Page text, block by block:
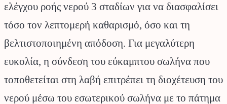
ελέγχου ροής νερού 3 σταδίων για να διασφαλίσει
τόσο τον λεπτομερή καθαρισμό, όσο και τη
βελτιστοποιημένη απόδοση. Για μεγαλύτερη
ευκολία, η σύνδεση του εύκαμπτου σωλήνα που
τοποθετείται στη λαβή επιτρέπει τη διοχέτευση του
νερού μέσω του εσωτερικού σωλήνα με το πάτημα